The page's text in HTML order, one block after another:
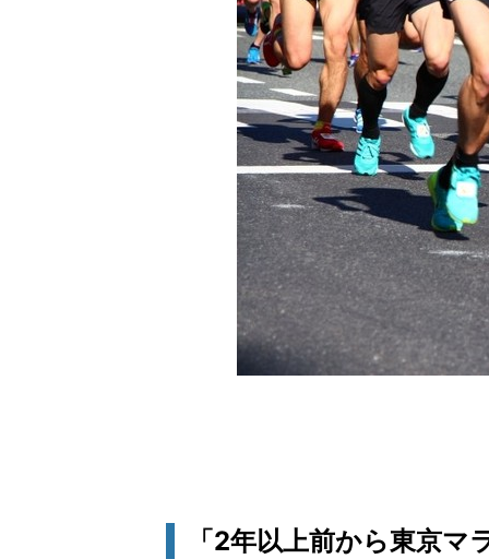
「2年以上前から東京マ